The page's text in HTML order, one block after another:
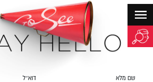
שם מלא דוא״ל